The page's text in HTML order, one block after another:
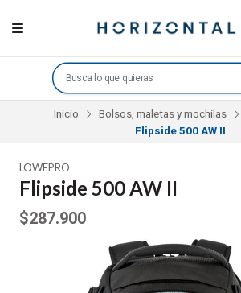
Inicio Bolsos, maletas y mochilas
Flipside 500 AW II
LOWEPRO
Flipside 500 AW II
$287.900